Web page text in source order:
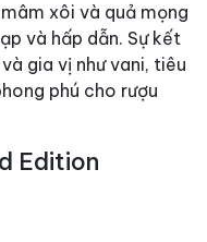
xôi và quả mọng
và hấp dẫn. Sự kết
gia vị như vani, tiêu
phú cho rượu
Edition